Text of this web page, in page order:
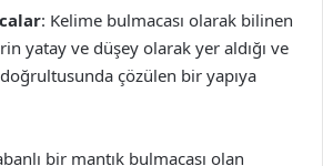
: Kelime bulmacası olarak bilinen
yatay ve düşey olarak yer aldığı ve
çözülen bir yapıya
bir mantık bulmacası olan